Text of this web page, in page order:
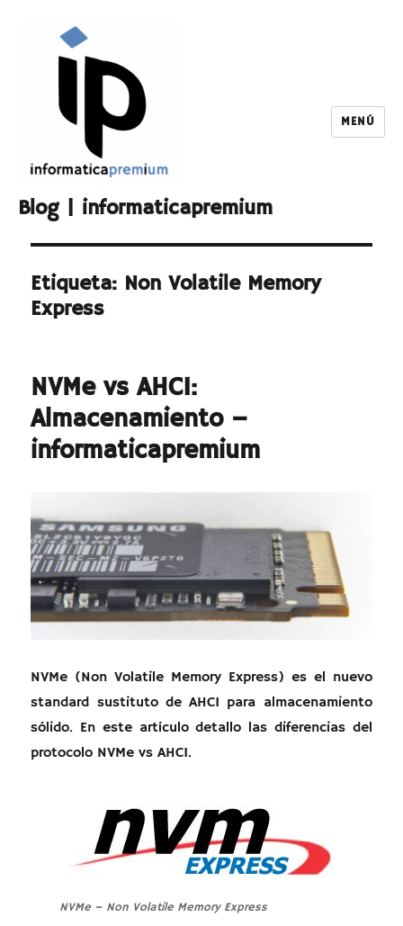
Blog | informaticapremium
MENÚ
Etiqueta: Non Volatile Memory
Express
NVMe vs AHCI:
Almacenamiento –
informaticapremium
NVMe (Non Volatile Memory Express) es el nuevo
standard sustituto de AHCI para almacenamiento
sólido. En este artículo detallo las diferencias del
protocolo NVMe vs AHCI.
NVMe – Non Volatile Memory Express